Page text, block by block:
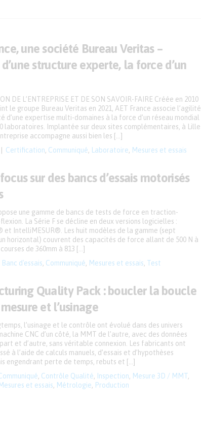
une société Bureau Veritas –
d’une structure experte, la force d’un
Certification Communiqué Laboratoire Mesures et essais
DE L’ENTREPRISE ET DE SON SAVOIR-FAIRE Créée en 2010
le groupe Bureau Veritas en 2021, AET France associe l’agilité
d’une expertise multi-domaines à la force d’un réseau mondial
laboratoires. Implantée sur deux sites complémentaires, à Lille
accompagne aussi bien les […]
sur des bancs d’essais motorisés
Banc d'essais Communiqué Mesures et essais Test
une gamme de bancs de tests de force en traction-
La Série F se décline en deux versions logicielles :
et IntelliMESUR®. Les huit modèles de la gamme (sept
horizontal) couvrent des capacités de force allant de 500 N à
de 360mm à 813 […]
Quality Pack : boucler la boucle
et l’usinage
Contrôle Qualité Inspection Mesure 3D / MMT
Mesures et essais
Métrologie Production
l’usinage et le contrôle ont évolué dans des univers
CNC d’un côté, la MMT de l’autre, avec des données
et d’autre, sans véritable connexion. Les fabricants ont
à l’aide de calculs manuels, d’essais et d’hypothèses
engendrant perte de temps, rebuts et […]